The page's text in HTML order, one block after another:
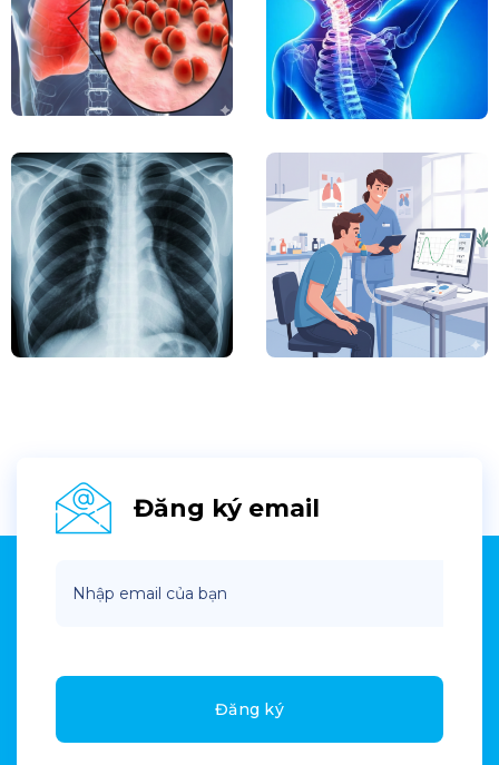
Đăng ký email
Đăng ký